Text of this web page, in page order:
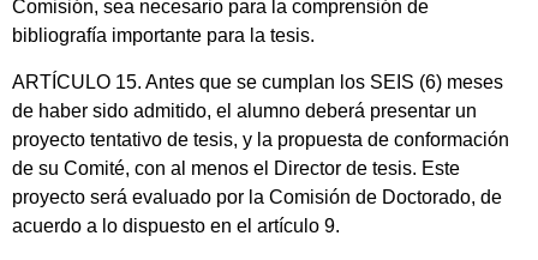
Comisión, sea necesario para la comprensión de
bibliografía importante para la tesis.
ARTÍCULO 15. Antes que se cumplan los SEIS (6) meses
de haber sido admitido, el alumno deberá presentar un
proyecto tentativo de tesis, y la propuesta de conformación
de su Comité, con al menos el Director de tesis. Este
proyecto será evaluado por la Comisión de Doctorado, de
acuerdo a lo dispuesto en el artículo 9.